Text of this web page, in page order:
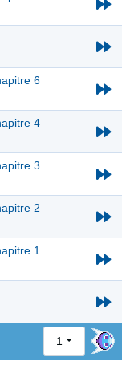
6
4
3
2
1
1